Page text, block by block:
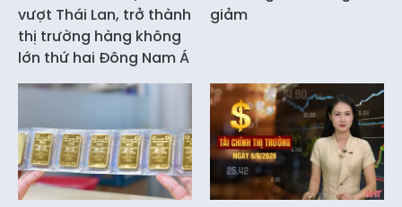
vượt Thái Lan, trở thành
thị trường hàng không
lớn thứ hai Đông Nam Á
giảm